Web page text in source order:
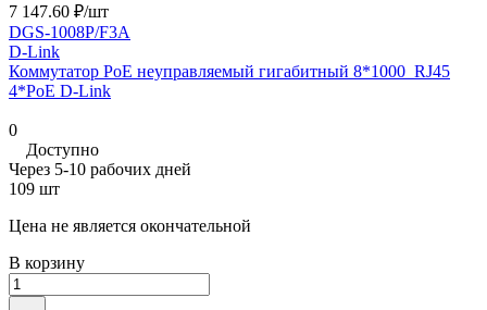
7 147.60 ₽/шт
DGS-1008P/F3A
D-Link
Коммутатор PoE неуправляемый гигабитный 8*1000_RJ45
4*PoE D-Link
0
Доступно
Через 5-10 рабочих дней
109 шт
Цена не является окончательной
В корзину